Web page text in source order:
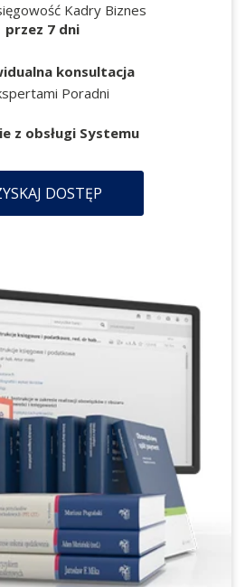
Kadry Biznes
przez 7 dni
konsultacja
Poradni
z obsługi Systemu
DOSTĘP